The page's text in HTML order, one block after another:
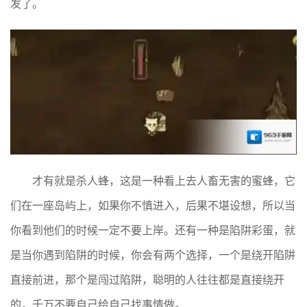
发了。
才有就是杀人蜂，这是一种看上去人畜无害的蜜蜂，它
们在一座岛屿上，如果你不慎进入，后果不堪设想，所以当
你看到他们的时候一定不要上岸。还有一种是陷阱彩蛋，就
是当你遇到陷阱的时候，你会有两个选择，一个是绕开陷阱
直接前进，那个是闯过陷阱，聪明的人往往都是直接绕开